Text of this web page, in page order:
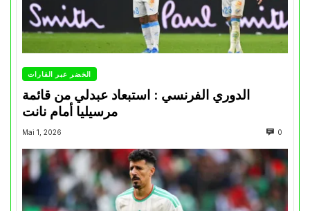
الخضر عبر القارات
الدوري الفرنسي : استبعاد عبدلي من قائمة
مرسيليا أمام نانت
Mai 1, 2026 0